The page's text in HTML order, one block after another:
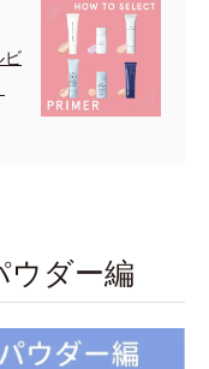
ビ
ウダー編